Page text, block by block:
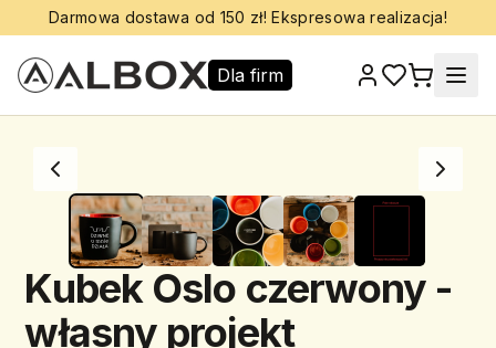
Darmowa dostawa od 150 zł! Ekspresowa realizacja!
Dla firm
Kubek Oslo czerwony -
własny projekt